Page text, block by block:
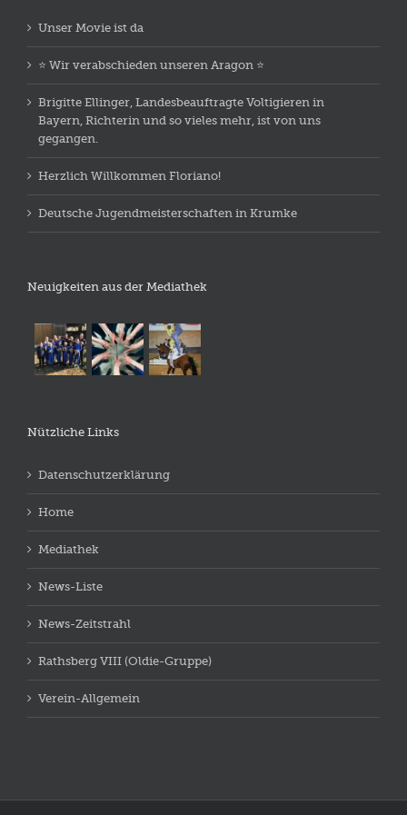
Unser Movie ist da
⭐️ Wir verabschieden unseren Aragon ⭐️
Brigitte Ellinger, Landesbeauftragte Voltigieren in
Bayern, Richterin und so vieles mehr, ist von uns
gegangen.
Herzlich Willkommen Floriano!
Deutsche Jugendmeisterschaften in Krumke
Neuigkeiten aus der Mediathek
Nützliche Links
Datenschutzerklärung
Home
Mediathek
News-Liste
News-Zeitstrahl
Rathsberg VIII (Oldie-Gruppe)
Verein-Allgemein